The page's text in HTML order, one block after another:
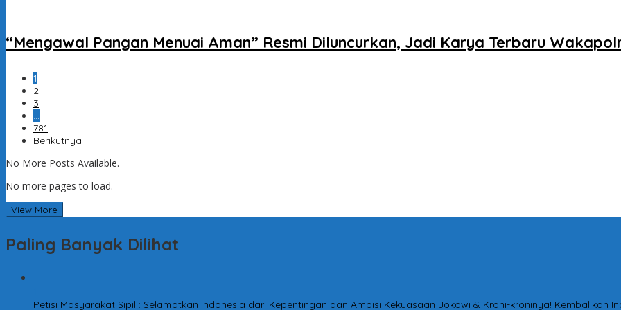
“Mengawal Pangan Menuai Aman” Resmi Diluncurkan, Jadi Karya Terbaru
1
2
3
…
781
Berikutnya
No More Posts Available.
No more pages to load.
View More
Paling Banyak Dilihat
Petisi Masyarakat Sipil : Selamatkan Indonesia dari Kepentingan dan Ambisi Kekuasaan Jokowi & Kroni-kroninya! Kembalikan